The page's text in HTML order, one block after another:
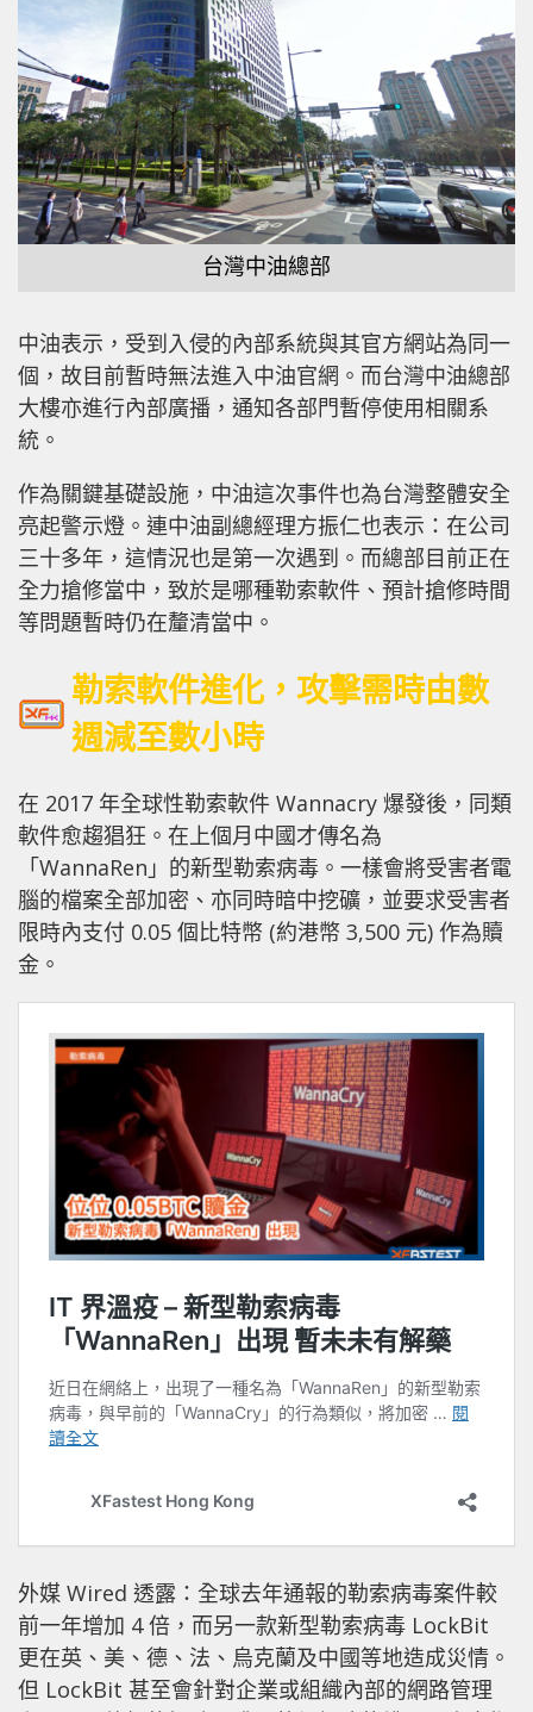
台灣中油總部
中油表示，受到入侵的內部系統與其官方網站為同一
個，故目前暫時無法進入中油官網。而台灣中油總部
大樓亦進行內部廣播，通知各部門暫停使用相關系
統。
作為關鍵基礎設施，中油這次事件也為台灣整體安全
亮起警示燈。連中油副總經理方振仁也表示：在公司
三十多年，這情況也是第一次遇到。而總部目前正在
全力搶修當中，致於是哪種勒索軟件、預計搶修時間
等問題暫時仍在釐清當中。
勒索軟件進化，攻擊需時由數
週減至數小時
在 2017 年全球性勒索軟件 Wannacry 爆發後，同類
軟件愈趨猖狂。在上個月中國才傳名為
「WannaRen」的新型勒索病毒。一樣會將受害者電
腦的檔案全部加密、亦同時暗中挖礦，並要求受害者
限時內支付 0.05 個比特幣 (約港幣 3,500 元) 作為贖
金。
外媒 Wired 透露：全球去年通報的勒索病毒案件較
前一年增加 4 倍，而另一款新型勒索病毒 LockBit
更在英、美、德、法、烏克蘭及中國等地造成災情。
但 LockBit 甚至會針對企業或組織內部的網路管理